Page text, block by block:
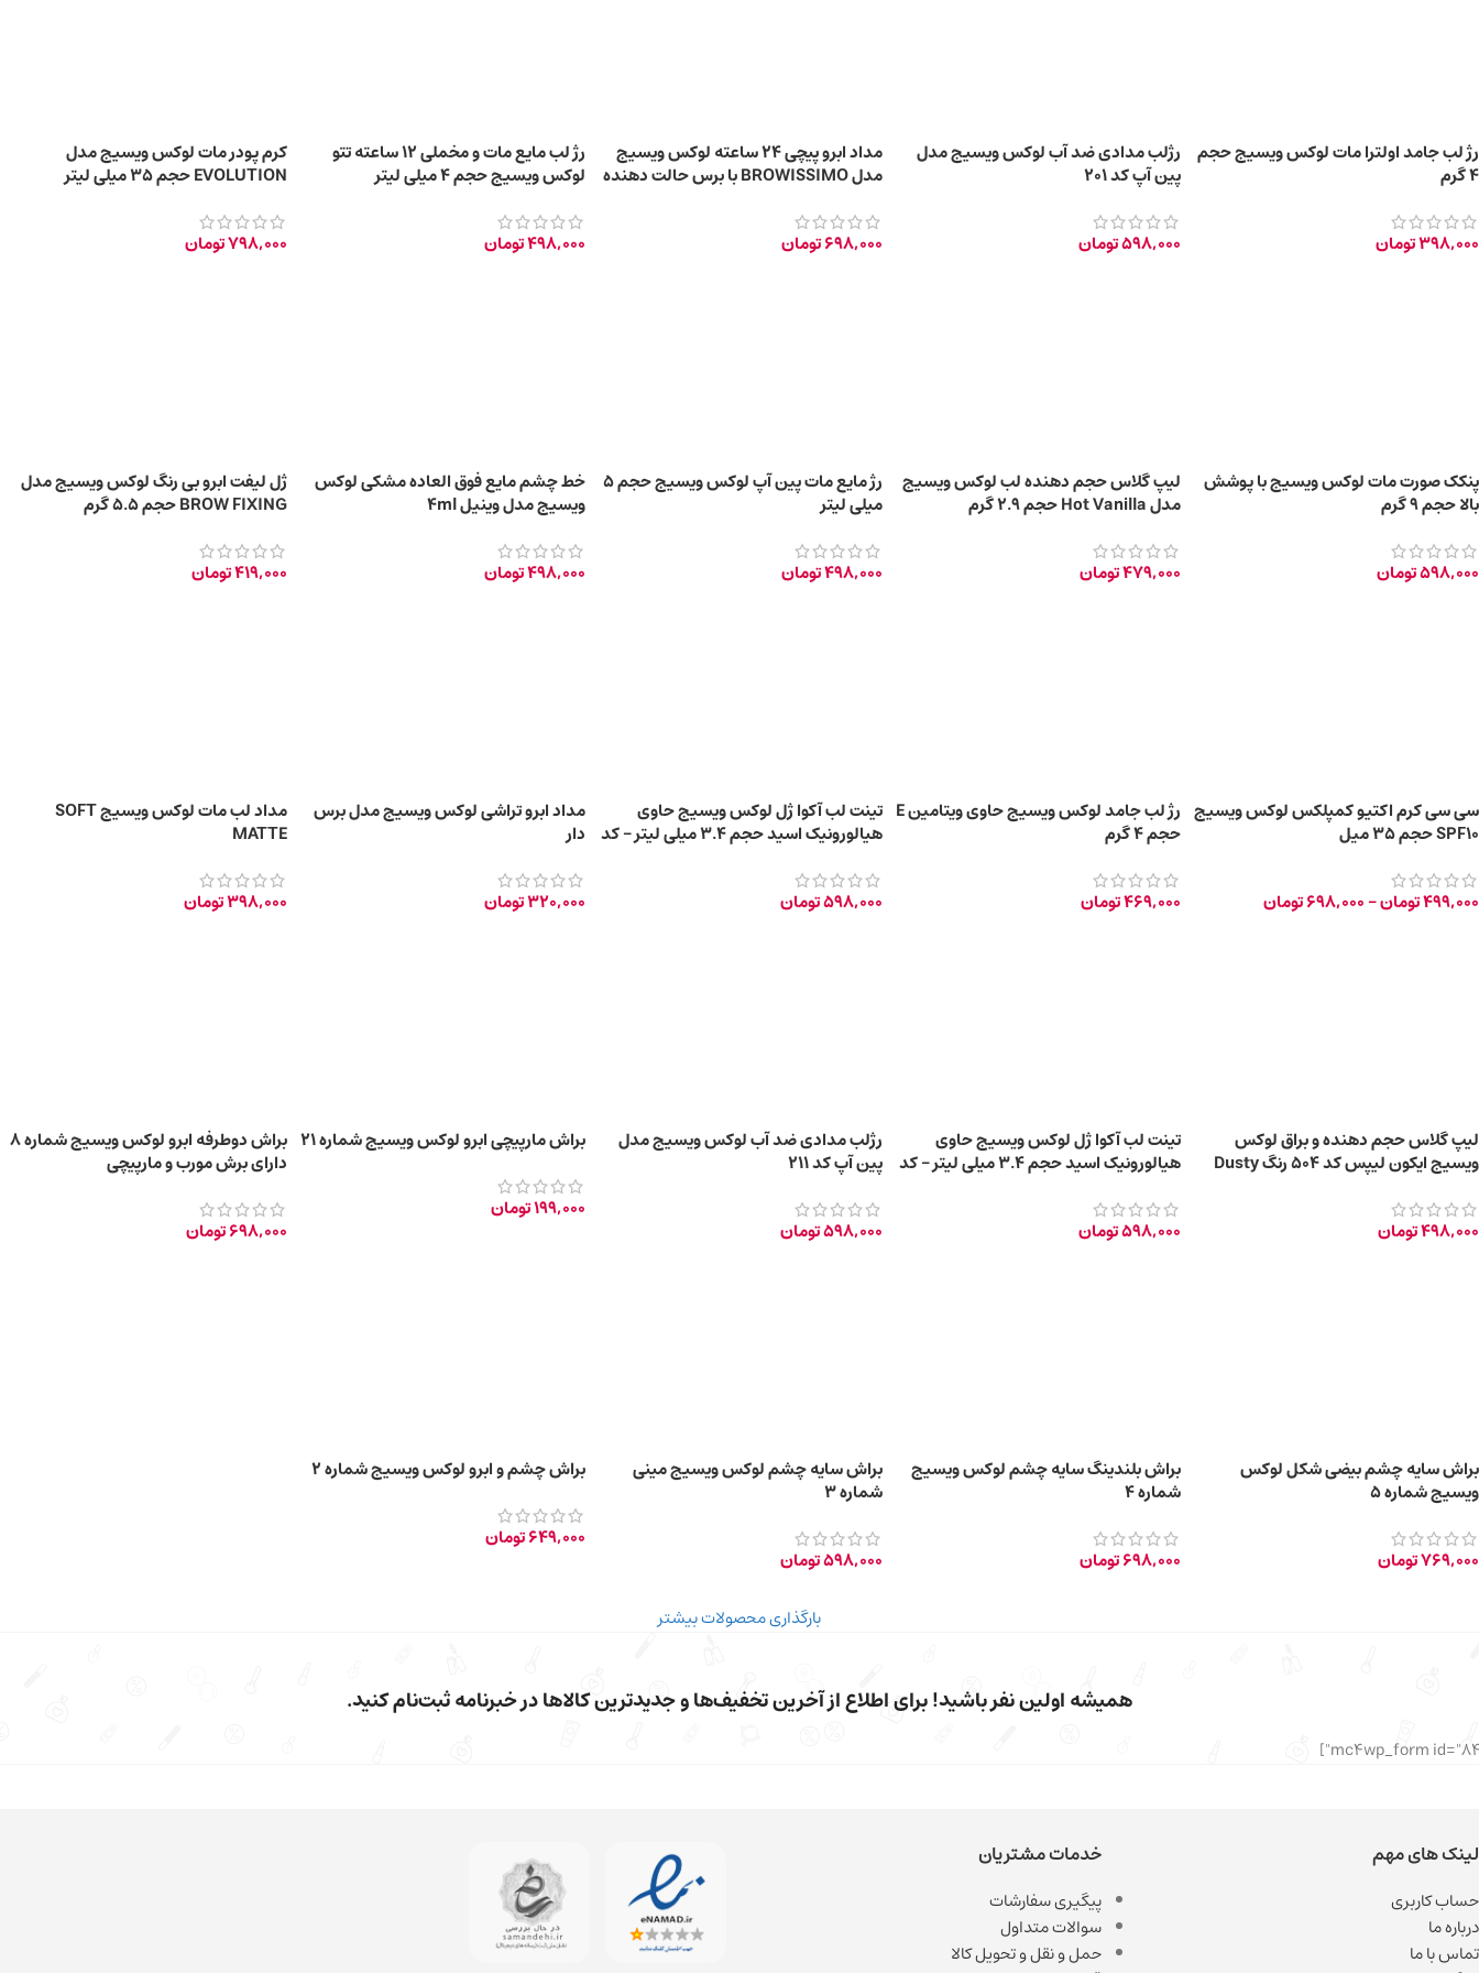
رژ لب جامد اولترا مات لوکس ویسیج حجم
4 گرم
398,000تومان
رژلب مدادی ضد آب لوکس ویسیج مدل
پین آپ کد 201
598,000تومان
مداد ابرو پیچی 24 ساعته لوکس ویسیج
مدل BROWISSIMO با برس حالت دهنده
698,000تومان
رژ لب مایع مات و مخملی 12 ساعته تتو
لوکس ویسیج حجم 4 میلی لیتر
498,000تومان
کرم پودر مات لوکس ویسیج مدل
EVOLUTION حجم 35 میلی لیتر
798,000تومان
پنکک صورت مات لوکس ویسیج با پوشش
بالا حجم 9 گرم
598,000تومان
لیپ گلاس حجم دهنده لب لوکس ویسیج
مدل Hot Vanilla حجم 2.9 گرم
479,000تومان
رژ مایع مات پین آپ لوکس ویسیج حجم 5
میلی لیتر
498,000تومان
خط چشم مایع فوق العاده مشکی لوکس
ویسیج مدل وینیل 4ml
498,000تومان
ژل لیفت ابرو بی‌ رنگ لوکس ویسیج مدل
BROW FIXING حجم 5.5 گرم
419,000تومان
سی سی کرم اکتیو کمپلکس لوکس ویسیج
SPF10 حجم 35 میل
499,000تومان–
698,000تومان
رژ لب جامد لوکس ویسیج حاوی ویتامین E
حجم 4 گرم
469,000تومان
تینت لب آکوا ژل لوکس ویسیج حاوی
هیالورونیک اسید حجم ۳.۴ میلی لیتر – کد
598,000تومان
مداد ابرو تراشی لوکس ویسیج مدل برس
دار
320,000تومان
مداد لب مات لوکس ویسیج SOFT
MATTE
398,000تومان
لیپ گلاس حجم دهنده و براق لوکس
ویسیج ایکون لیپس کد 504 رنگ Dusty
498,000تومان
تینت لب آکوا ژل لوکس ویسیج حاوی
هیالورونیک اسید حجم ۳.۴ میلی لیتر – کد
598,000تومان
رژلب مدادی ضد آب لوکس ویسیج مدل
پین آپ کد 211
598,000تومان
براش مارپیچی ابرو لوکس ویسیج شماره 21
199,000تومان
براش دوطرفه ابرو لوکس ویسیج شماره 8
دارای برش مورب و مارپیچی
698,000تومان
براش سایه چشم بیضی شکل لوکس
ویسیج شماره 5
769,000تومان
براش بلندینگ سایه چشم لوکس ویسیج
شماره 4
698,000تومان
براش سایه چشم لوکس ویسیج مینی
شماره 3
598,000تومان
براش چشم و ابرو لوکس ویسیج شماره 2
649,000تومان
بارگذاری محصولات بیشتر
همیشه اولین نفر باشید! برای اطلاع از آخرین تخفیف‌ها و جدیدترین کالاها در خبرنامه ثبت‌نام کنید.
لینک های مهم
حساب کاربری
درباره ما
تماس با ما
خدمات مشتریان
پیگیری سفارشات
سوالات متداول
حمل و نقل و تحویل کالا